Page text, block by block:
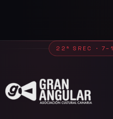
22ª SREC ·